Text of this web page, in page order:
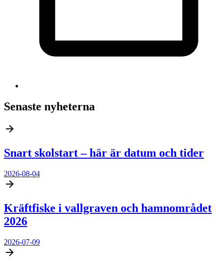
Senaste nyheterna
Snart skolstart – här är datum och tider
2026-08-04
Kräftfiske i vallgraven och hamnområdet
2026
2026-07-09